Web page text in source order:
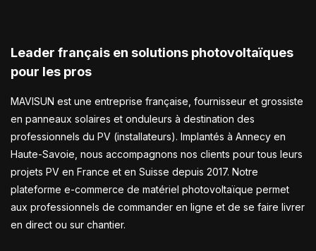
Leader français en solutions photovoltaïques
pour les pros
MAVISUN est une entreprise française, fournisseur et grossiste
en panneaux solaires et onduleurs à destination des
professionnels du PV (installateurs). Implantés à Annecy en
Haute-Savoie, nous accompagnons nos clients pour tous leurs
projets PV en France et en Suisse depuis 2017. Notre
plateforme e-commerce de matériel photovoltaïque permet
aux professionnels de commander en ligne et de se faire livrer
en direct ou sur chantier.